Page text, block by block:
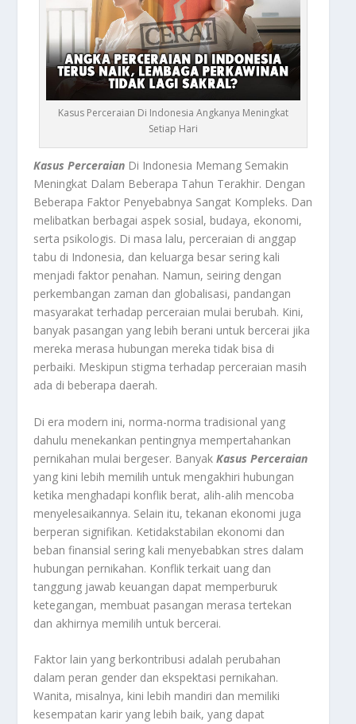
Kasus Perceraian Di Indonesia Angkanya Meningkat
Setiap Hari
Kasus Perceraian Di Indonesia Memang Semakin
Meningkat Dalam Beberapa Tahun Terakhir. Dengan
Beberapa Faktor Penyebabnya Sangat Kompleks. Dan
melibatkan berbagai aspek sosial, budaya, ekonomi,
serta psikologis. Di masa lalu, perceraian di anggap
tabu di Indonesia, dan keluarga besar sering kali
menjadi faktor penahan. Namun, seiring dengan
perkembangan zaman dan globalisasi, pandangan
masyarakat terhadap perceraian mulai berubah. Kini,
banyak pasangan yang lebih berani untuk bercerai jika
mereka merasa hubungan mereka tidak bisa di
perbaiki. Meskipun stigma terhadap perceraian masih
ada di beberapa daerah.
Di era modern ini, norma-norma tradisional yang
dahulu menekankan pentingnya mempertahankan
pernikahan mulai bergeser. BanyakKasus Perceraian
yang kini lebih memilih untuk mengakhiri hubungan
ketika menghadapi konflik berat, alih-alih mencoba
menyelesaikannya. Selain itu, tekanan ekonomi juga
berperan signifikan. Ketidakstabilan ekonomi dan
beban finansial sering kali menyebabkan stres dalam
hubungan pernikahan. Konflik terkait uang dan
tanggung jawab keuangan dapat memperburuk
ketegangan, membuat pasangan merasa tertekan
dan akhirnya memilih untuk bercerai.
Faktor lain yang berkontribusi adalah perubahan
dalam peran gender dan ekspektasi pernikahan.
Wanita, misalnya, kini lebih mandiri dan memiliki
kesempatan karir yang lebih baik, yang dapat